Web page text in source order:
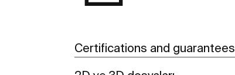
Certifications and guarantees